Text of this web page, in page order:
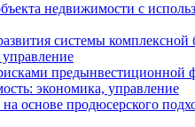
недвижимости с
системы
предынвестиционной
экономика, управление
основе продюсерского